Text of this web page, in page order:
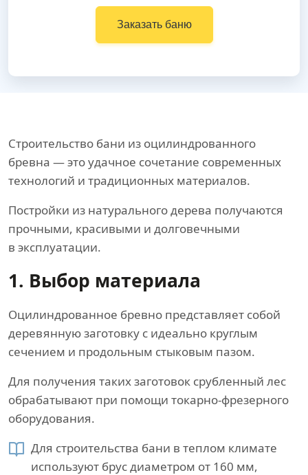
Заказать баню
Строительство бани из оцилиндрованного
бревна — это удачное сочетание современных
технологий и традиционных материалов.
Постройки из натурального дерева получаются
прочными, красивыми и долговечными
в эксплуатации.
1. Выбор материала
Оцилиндрованное бревно представляет собой
деревянную заготовку с идеально круглым
сечением и продольным стыковым пазом.
Для получения таких заготовок срубленный лес
обрабатывают при помощи токарно-фрезерного
оборудования.
Для строительства бани в теплом климате
используют брус диаметром от 160 мм,